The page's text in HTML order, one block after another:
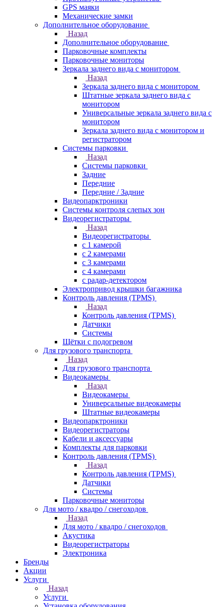
GPS маяки
Механические замки
Дополнительное оборудование
Назад
Дополнительное оборудование
Парковочные комплекты
Парковочные мониторы
Зеркала заднего вида с монитором
Назад
Зеркала заднего вида с монитором
Штатные зеркала заднего вида с
монитором
Универсальные зеркала заднего вида с
монитором
Зеркала заднего вида с монитором и
регистратором
Системы парковки
Назад
Системы парковки
Задние
Передние
Передние / Задние
Видеопарктроники
Системы контроля слепых зон
Видеорегистраторы
Назад
Видеорегистраторы
с 1 камерой
с 2 камерами
с 3 камерами
с 4 камерами
с радар-детектором
Электропривод крышки багажника
Контроль давления (TPMS)
Назад
Контроль давления (TPMS)
Датчики
Системы
Щётки с подогревом
Для грузового транспорта
Назад
Для грузового транспорта
Видеокамеры
Назад
Видеокамеры
Универсальные видеокамеры
Штатные видеокамеры
Видеопарктроники
Видеорегистраторы
Кабели и аксессуары
Комплекты для парковки
Контроль давления (TPMS)
Назад
Контроль давления (TPMS)
Датчики
Системы
Парковочные мониторы
Для мото / квадро / снегоходов
Назад
Для мото / квадро / снегоходов
Акустика
Видеорегистраторы
Электроника
Бренды
Акции
Услуги
Назад
Услуги